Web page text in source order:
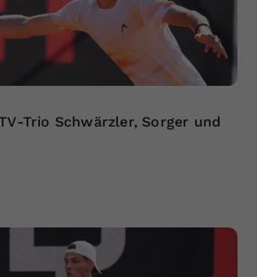
Trio Schwärzler, Sorger und